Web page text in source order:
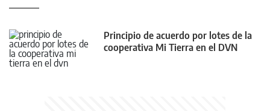
Principio de acuerdo por lotes de la
cooperativa Mi Tierra en el DVN